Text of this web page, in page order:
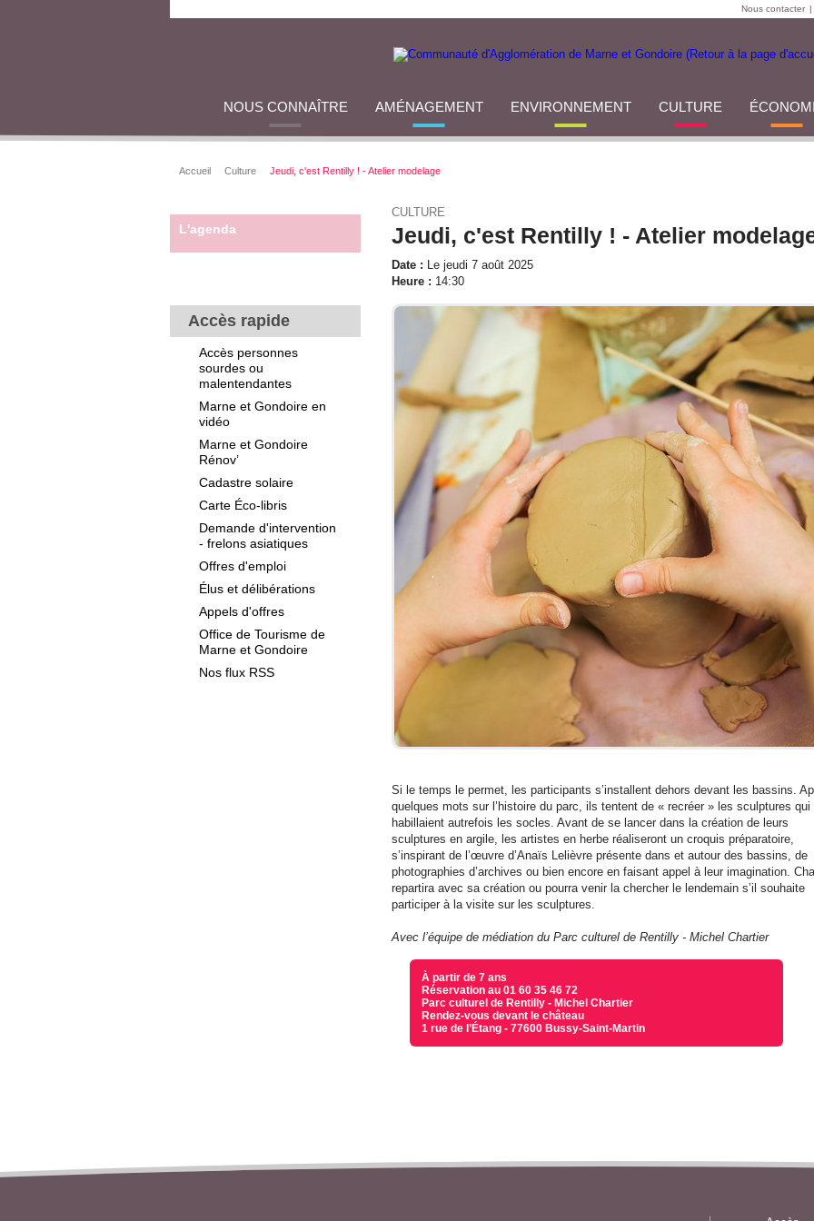
Nous contacter |
NOUS CONNAÎTRE AMÉNAGEMENT ENVIRONNEMENT CULTURE
Accueil Culture Jeudi, c'est Rentilly ! - Atelier modelage
L'agenda
Accès rapide
Accès personnes
sourdes ou
malentendantes
Marne et Gondoire en
vidéo
Marne et Gondoire
Rénov’
Cadastre solaire
Carte Éco-libris
Demande d'intervention
- frelons asiatiques
Offres d'emploi
Élus et délibérations
Appels d'offres
Office de Tourisme de
Marne et Gondoire
Nos flux RSS
CULTURE
Jeudi, c'est Rentilly ! - Atelier
Date : Le jeudi 7 août 2025
Heure : 14:30
Si le temps le permet, les participants s’installent dehors devant les bassins.
quelques mots sur l’histoire du parc, ils tentent de « recréer » les sculptures qui
habillaient autrefois les socles. Avant de se lancer dans la création de leurs
sculptures en argile, les artistes en herbe réaliseront un croquis préparatoire,
s’inspirant de l’œuvre d’Anaïs Lelièvre présente dans et autour des bassins, de
photographies d’archives ou bien encore en faisant appel à leur imagination.
repartira avec sa création ou pourra venir la chercher le lendemain s’il souhaite
participer à la visite sur les sculptures.
Avec l’équipe de médiation du Parc culturel de Rentilly - Michel Chartier
À partir de 7 ans
Réservation au 01 60 35 46 72
Parc culturel de Rentilly - Michel Chartier
Rendez-vous devant le château
1 rue de l’Étang - 77600 Bussy-Saint-Martin